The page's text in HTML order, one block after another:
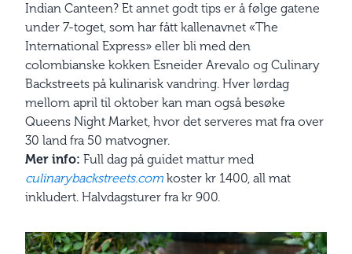
Indian Canteen? Et annet godt tips er å følge gatene
under 7-toget, som har fått kallenavnet «The
International Express» eller bli med den
colombianske kokken Esneider Arevalo og Culinary
Backstreets på kulinarisk vandring. Hver lørdag
mellom april til oktober kan man også besøke
Queens Night Market, hvor det serveres mat fra over
30 land fra 50 matvogner.
Mer info: Full dag på guidet mattur med
culinarybackstreets.com koster kr 1400, all mat
inkludert. Halvdagsturer fra kr 900.